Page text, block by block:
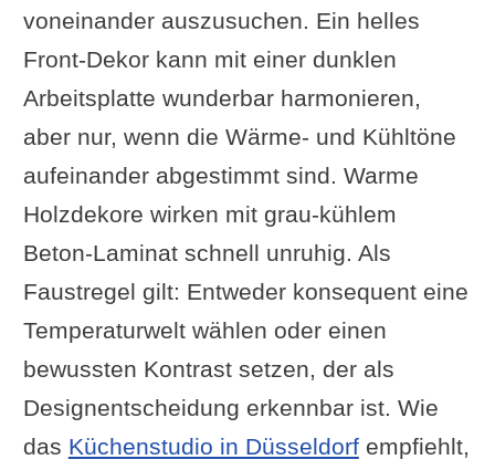
voneinander auszusuchen. Ein helles
Front-Dekor kann mit einer dunklen
Arbeitsplatte wunderbar harmonieren,
aber nur, wenn die Wärme- und Kühltöne
aufeinander abgestimmt sind. Warme
Holzdekore wirken mit grau-kühlem
Beton-Laminat schnell unruhig. Als
Faustregel gilt: Entweder konsequent eine
Temperaturwelt wählen oder einen
bewussten Kontrast setzen, der als
Designentscheidung erkennbar ist. Wie
das Küchenstudio in Düsseldorfempfiehlt,